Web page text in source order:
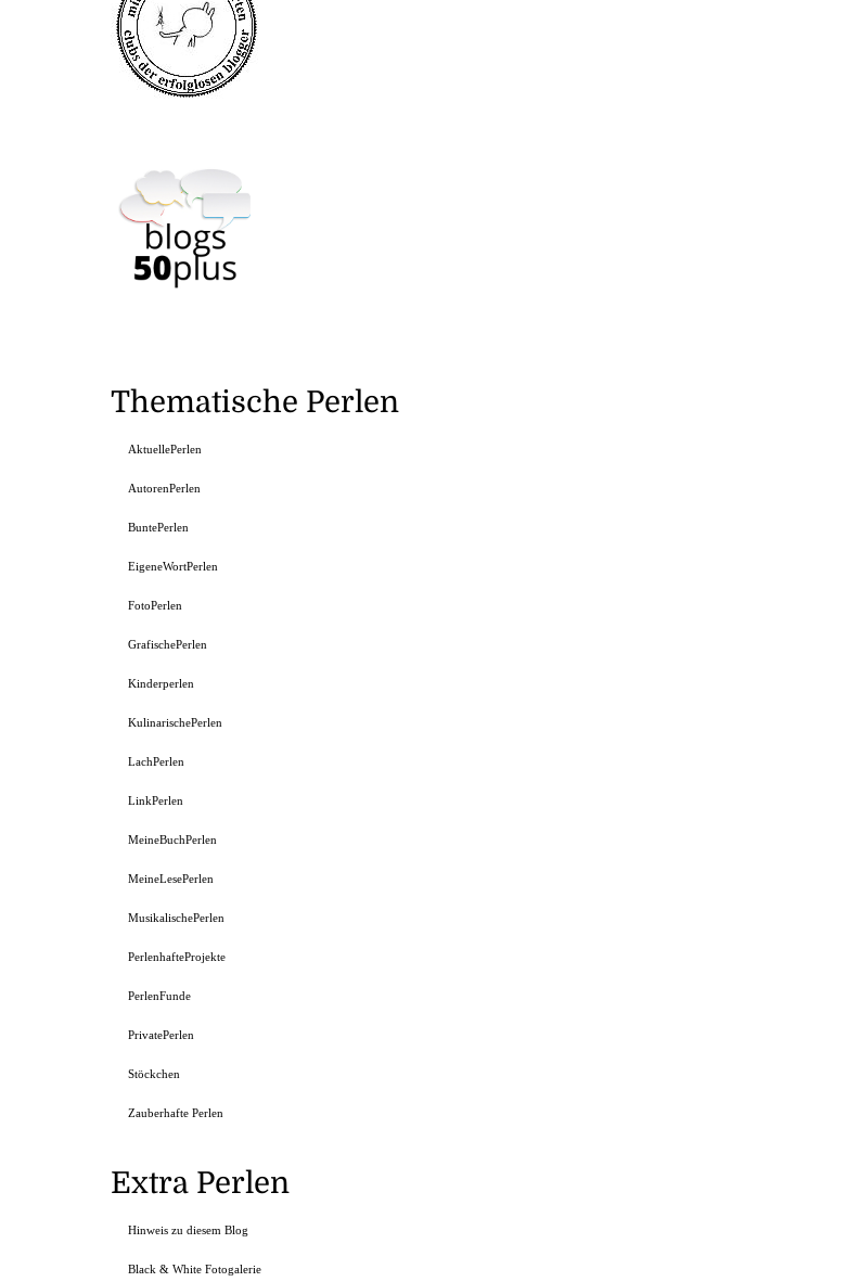
Thematische Perlen
AktuellePerlen
AutorenPerlen
BuntePerlen
EigeneWortPerlen
FotoPerlen
GrafischePerlen
Kinderperlen
KulinarischePerlen
LachPerlen
LinkPerlen
MeineBuchPerlen
MeineLesePerlen
MusikalischePerlen
PerlenhafteProjekte
PerlenFunde
PrivatePerlen
Stöckchen
Zauberhafte Perlen
Extra Perlen
Hinweis zu diesem Blog
Black & White Fotogalerie